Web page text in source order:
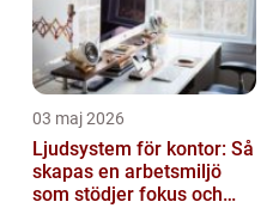
03 maj 2026
Ljudsystem för kontor: Så
skapas en arbetsmiljö
som stödjer fokus och